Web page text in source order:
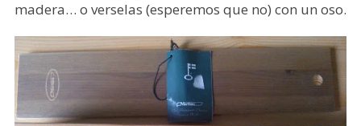
madera… o verselas (esperemos que no) con un oso.